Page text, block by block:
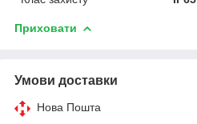
Приховати
Умови доставки
Нова Пошта